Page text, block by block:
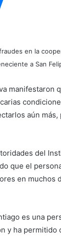
en la
a San
manifestaron
aún
del
que el
en muchos
es una
y ha permitido